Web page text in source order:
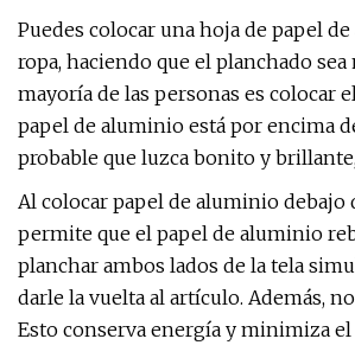
Puedes colocar una hoja de papel
ropa, haciendo que el planchado
mayoría de las personas es colocar
papel de aluminio está por encima
probable que luzca bonito y
Al colocar papel de aluminio debajo
permite que el papel de aluminio
planchar ambos lados de la tela
darle la vuelta al artículo. Además,
Esto conserva energía y minimiza